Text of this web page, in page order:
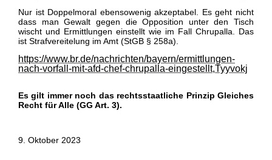
Nur ist Doppelmoral ebensowenig akzeptabel. Es geht nicht
dass man Gewalt gegen die Opposition unter den Tisch
wischt und Ermittlungen einstellt wie im Fall Chrupalla. Das
ist Strafvereitelung im Amt (StGB § 258a).
https://www.br.de/nachrichten/bayern/ermittlungen-
nach-vorfall-mit-afd-chef-chrupalla-eingestellt,Tyyvokj
Es gilt immer noch das rechtsstaatliche Prinzip Gleiches
Recht für Alle (GG Art. 3).
9. Oktober 2023